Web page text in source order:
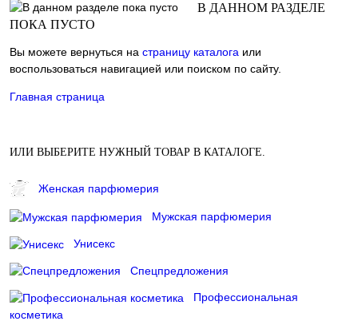
В ДАННОМ РАЗДЕЛЕ
ПОКА ПУСТО
Вы можете вернуться на страницу каталога или
воспользоваться навигацией или поиском по сайту.
Главная страница
ИЛИ ВЫБЕРИТЕ НУЖНЫЙ ТОВАР В КАТАЛОГЕ.
Женская парфюмерия
Мужская парфюмерия
Унисекс
Спецпредложения
Профессиональная
косметика